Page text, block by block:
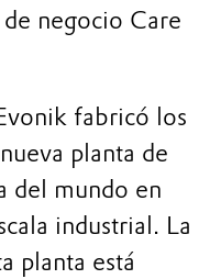
negocio Care
fabricó los
planta de
del mundo en
industrial. La
planta está